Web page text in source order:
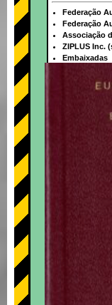
Federação
Federação
Associação
ZIPLUS Inc.
Embaixadas